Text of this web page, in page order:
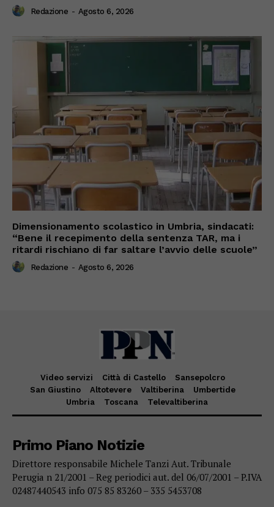
Redazione - Agosto 6, 2026
Dimensionamento scolastico in Umbria, sindacati:
“Bene il recepimento della sentenza TAR, ma i
ritardi rischiano di far saltare l’avvio delle scuole”
Redazione - Agosto 6, 2026
Video servizi Città di Castello
Sansepolcro
San Giustino
Altotevere Valtiberina
Umbertide
Umbria
Toscana Televaltiberina
Primo Piano Notizie
Direttore responsabile Michele Tanzi Aut. Tribunale
Perugia n 21/2001 – Reg periodici aut. del 06/07/2001 – P.IVA
02487440543 info 075 85 83260 – 335 5453708